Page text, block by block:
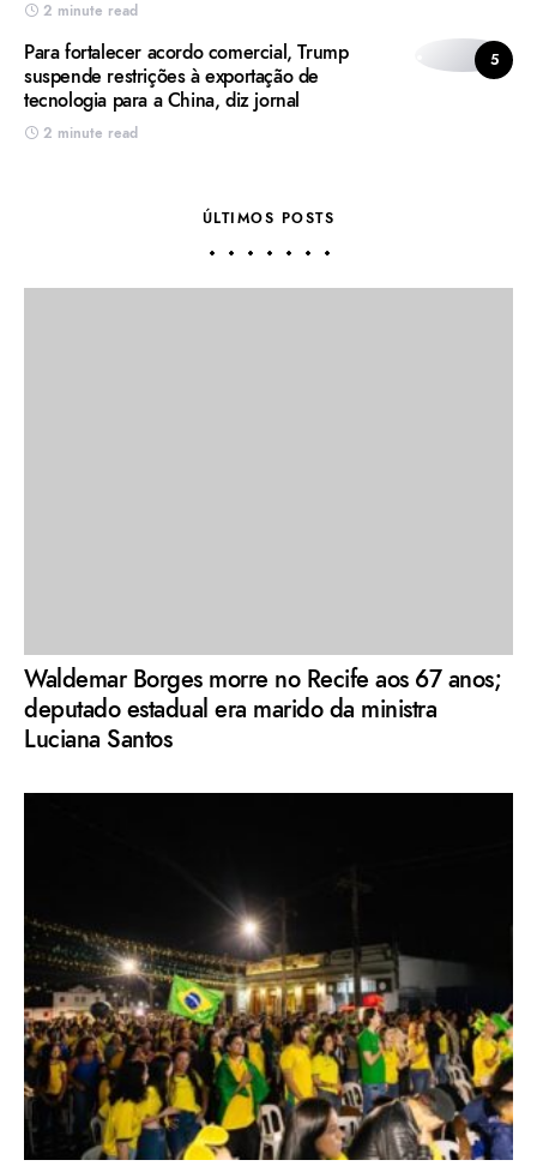
2 minute read
5
Para fortalecer acordo comercial, Trump
suspende restrições à exportação de
tecnologia para a China, diz jornal
2 minute read
ÚLTIMOS POSTS
Waldemar Borges morre no Recife aos 67 anos;
deputado estadual era marido da ministra
Luciana Santos